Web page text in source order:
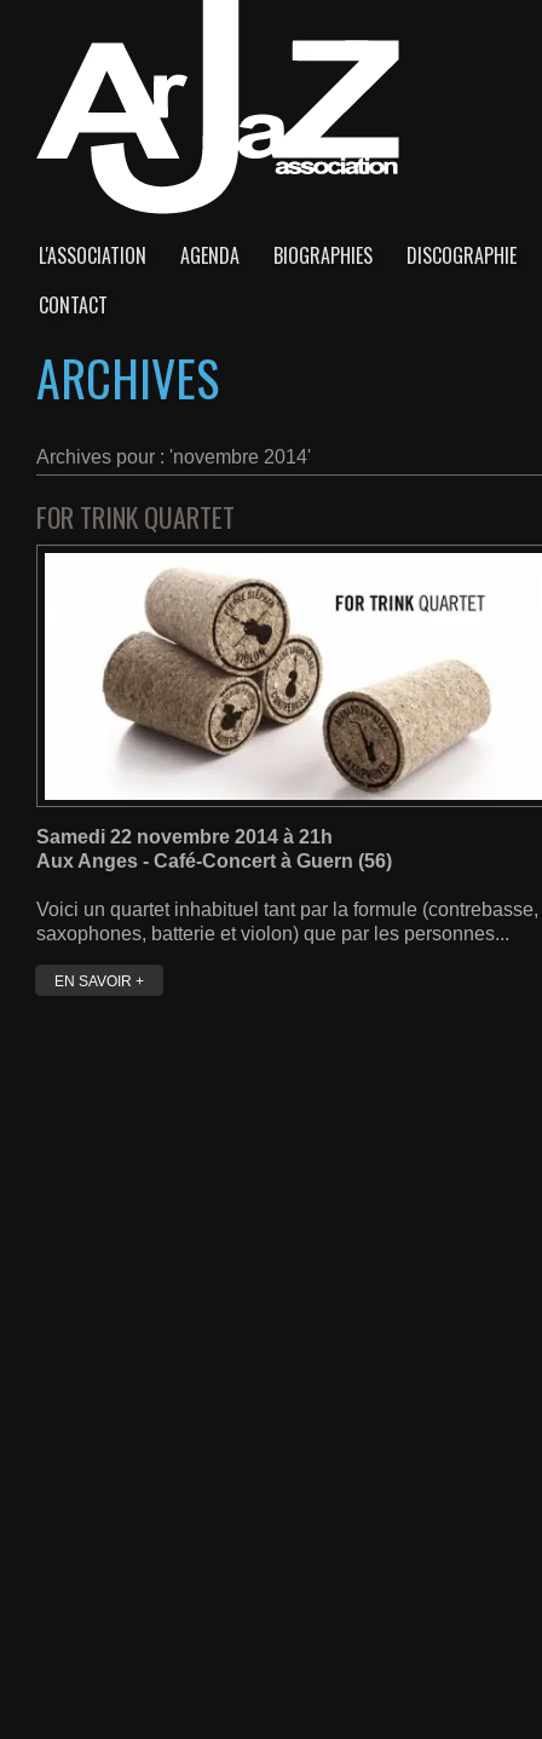
L'ASSOCIATION AGENDA BIOGRAPHIES
DISCOGRAPHIE
CONTACT
ARCHIVES
Archives pour : 'novembre 2014'
FOR TRINK QUARTET
Samedi 22 novembre 2014 à 21h
Aux Anges - Café-Concert à Guern (56)
Voici un quartet inhabituel tant par la formule (contrebasse,
saxophones, batterie et violon) que par les personnes...
EN SAVOIR +